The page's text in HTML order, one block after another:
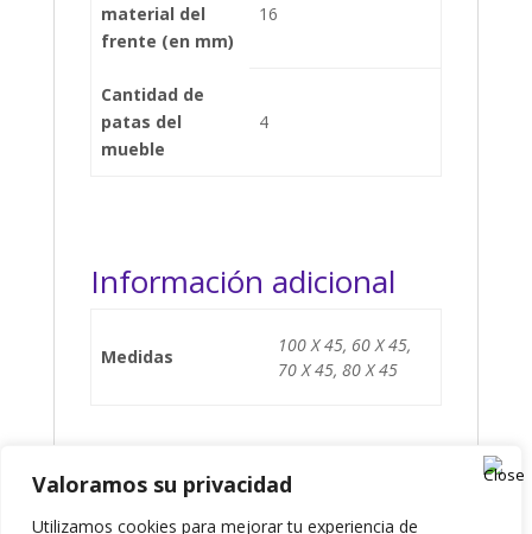
Valoramos su privacidad
Utilizamos cookies para mejorar tu experiencia de
material del
frente (en mm)
16
Cantidad de
patas del
mueble
4
Información adicional
Medidas
100 X 45, 60 X 45,
70 X 45, 80 X 45
Presupuesto